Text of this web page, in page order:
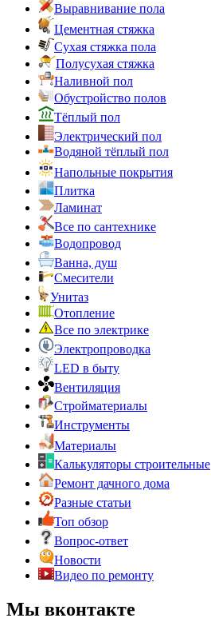
Выравнивание пола
Цементная стяжка
Сухая стяжка пола
Полусухая стяжка
Наливной пол
Обустройство полов
Тёплый пол
Электрический пол
Водяной тёплый пол
Напольные покрытия
Плитка
Ламинат
Все по сантехнике
Водопровод
Ванна, душ
Смесители
Унитаз
Отопление
Все по электрике
Электропроводка
LED в быту
Вентиляция
Стройматериалы
Инструменты
Материалы
Калькуляторы строительные
Ремонт дачного дома
Разные статьи
Топ обзор
Вопрос-ответ
Новости
Видео по ремонту
Мы вконтакте